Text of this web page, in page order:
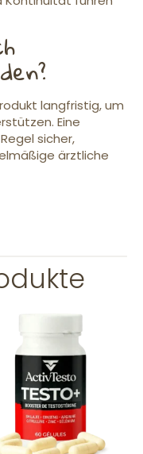
langfristig, um
Eine
sicher,
ärztliche